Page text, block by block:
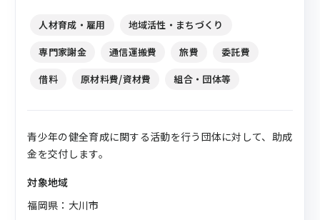
人材育成・雇用
地域活性・まちづくり
専門家謝金
通信運搬費 旅費
委託費
借料
原材料費/資材費 組合・団体等
青少年の健全育成に関する活動を行う団体に対して、助成
金を交付します。
対象地域
福岡県：大川市